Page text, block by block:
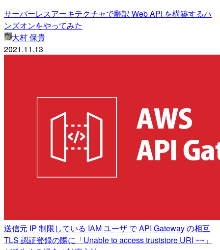
サーバーレスアーキテクチャで翻訳 Web API を構築するハ
ンズオンをやってみた
大村 保貴
2021.11.13
送信元 IP 制限している IAM ユーザ で API Gateway の相互
TLS 認証登録の際に「Unable to access truststore URI ~~」